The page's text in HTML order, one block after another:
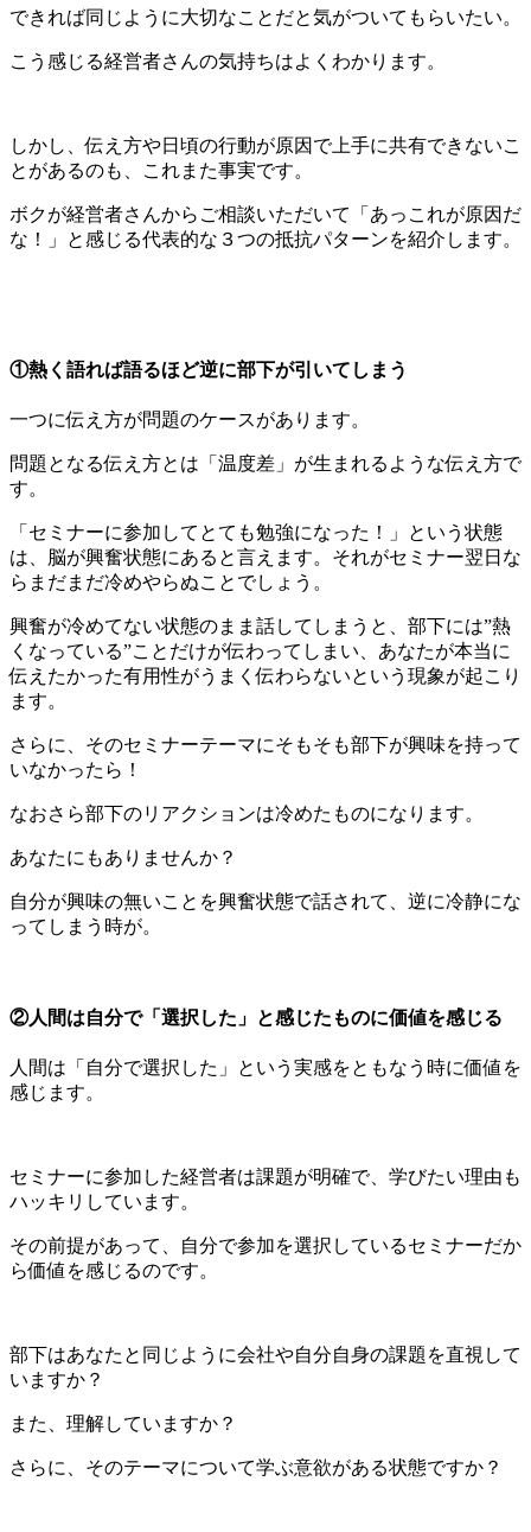
できれば同じように大切なことだと気がついてもらいたい。
こう感じる経営者さんの気持ちはよくわかります。
しかし、伝え方や日頃の行動が原因で上手に共有できないこ
とがあるのも、これまた事実です。
ボクが経営者さんからご相談いただいて「あっこれが原因だ
な！」と感じる代表的な３つの抵抗パターンを紹介します。
①熱く語れば語るほど逆に部下が引いてしまう
一つに伝え方が問題のケースがあります。
問題となる伝え方とは「温度差」が生まれるような伝え方で
す。
「セミナーに参加してとても勉強になった！」という状態
は、脳が興奮状態にあると言えます。それがセミナー翌日な
らまだまだ冷めやらぬことでしょう。
興奮が冷めてない状態のまま話してしまうと、部下には”熱
くなっている”ことだけが伝わってしまい、あなたが本当に
伝えたかった有用性がうまく伝わらないという現象が起こり
ます。
さらに、そのセミナーテーマにそもそも部下が興味を持って
いなかったら！
なおさら部下のリアクションは冷めたものになります。
あなたにもありませんか？
自分が興味の無いことを興奮状態で話されて、逆に冷静にな
ってしまう時が。
②人間は自分で「選択した」と感じたものに価値を感じる
人間は「自分で選択した」という実感をともなう時に価値を
感じます。
セミナーに参加した経営者は課題が明確で、学びたい理由も
ハッキリしています。
その前提があって、自分で参加を選択しているセミナーだか
ら価値を感じるのです。
部下はあなたと同じように会社や自分自身の課題を直視して
いますか？
また、理解していますか？
さらに、そのテーマについて学ぶ意欲がある状態ですか？